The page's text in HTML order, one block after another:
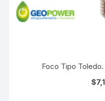
Foco Tipo
$